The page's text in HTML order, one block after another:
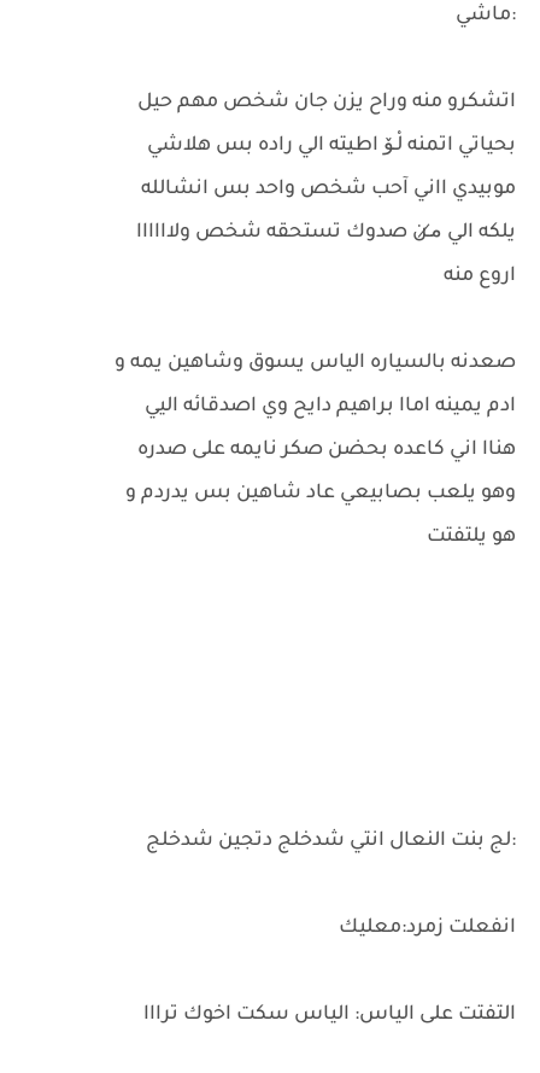
:ماشي
اتشكرو منه وراح يزن جان شخص مهم حيل
بحياتي اتمنه لْـۆ اطيته الي راده بس هلاشي
موبيدي ااني آحب شخص واحد بس انشالله
يلكه الي م̷ـن صدوك تستحقه شخص ولاااااا
اروع منه
صعدنه بالسياره الياس يسوق وشاهين يمه و
ادم يمينه اماا براهيم دايح وي اصدقائه اليي
هناا اني كاعده بحضن صكر نايمه على صدره
وهو يلعب بصابيعي عاد شاهين بس يدردم و
هو يلتفتت
:لج بنت النعال انتي شدخلج دتجين شدخلج
انفعلت زمرد:معليك
التفتت على الياس: الياس سكت اخوك ترااا